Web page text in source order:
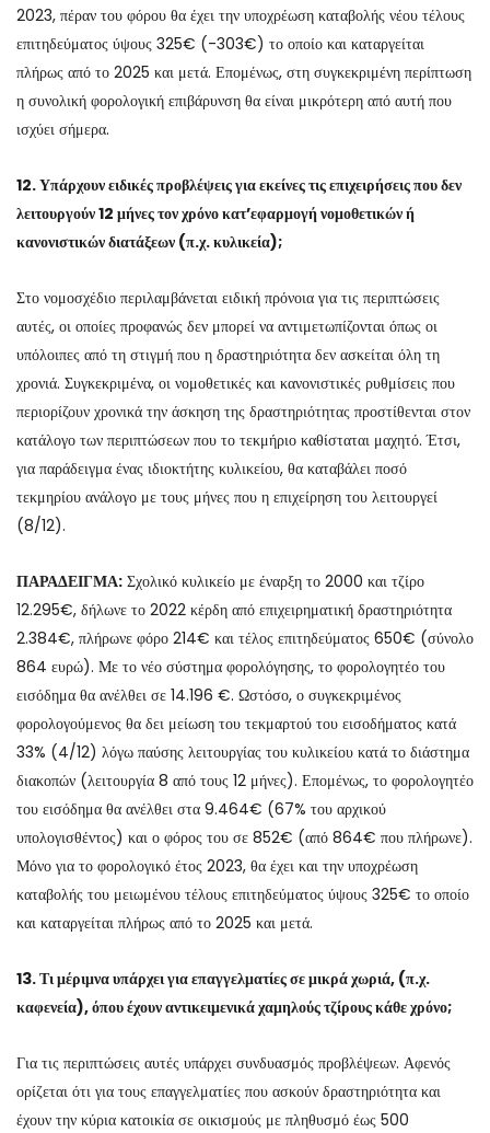
2023, πέραν του φόρου θα έχει την υποχρέωση καταβολής νέου τέλους
επιτηδεύματος ύψους 325€ (-303€) το οποίο και καταργείται
πλήρως από το 2025 και μετά. Επομένως, στη συγκεκριμένη περίπτωση
η συνολική φορολογική επιβάρυνση θα είναι μικρότερη από αυτή που
ισχύει σήμερα.
12. Υπάρχουν ειδικές προβλέψεις για εκείνες τις επιχειρήσεις που δεν
λειτουργούν 12 μήνες τον χρόνο κατ’εφαρμογή νομοθετικών ή
κανονιστικών διατάξεων (π.χ. κυλικεία);
Στο νομοσχέδιο περιλαμβάνεται ειδική πρόνοια για τις περιπτώσεις
αυτές, οι οποίες προφανώς δεν μπορεί να αντιμετωπίζονται όπως οι
υπόλοιπες από τη στιγμή που η δραστηριότητα δεν ασκείται όλη τη
χρονιά. Συγκεκριμένα, οι νομοθετικές και κανονιστικές ρυθμίσεις που
περιορίζουν χρονικά την άσκηση της δραστηριότητας προστίθενται στον
κατάλογο των περιπτώσεων που το τεκμήριο καθίσταται μαχητό. Έτσι,
για παράδειγμα ένας ιδιοκτήτης κυλικείου, θα καταβάλει ποσό
τεκμηρίου ανάλογο με τους μήνες που η επιχείρηση του λειτουργεί
(8/12).
ΠΑΡΑΔΕΙΓΜΑ: Σχολικό κυλικείο με έναρξη το 2000 και τζίρο
12.295€, δήλωνε το 2022 κέρδη από επιχειρηματική δραστηριότητα
2.384€, πλήρωνε φόρο 214€ και τέλος επιτηδεύματος 650€ (σύνολο
864 ευρώ). Με το νέο σύστημα φορολόγησης, το φορολογητέο του
εισόδημα θα ανέλθει σε 14.196 €. Ωστόσο, ο συγκεκριμένος
φορολογούμενος θα δει μείωση του τεκμαρτού του εισοδήματος κατά
33% (4/12) λόγω παύσης λειτουργίας του κυλικείου κατά το διάστημα
διακοπών (λειτουργία 8 από τους 12 μήνες). Επομένως, το φορολογητέο
του εισόδημα θα ανέλθει στα 9.464€ (67% του αρχικού
υπολογισθέντος) και ο φόρος του σε 852€ (από 864€ που πλήρωνε).
Μόνο για το φορολογικό έτος 2023, θα έχει και την υποχρέωση
καταβολής του μειωμένου τέλους επιτηδεύματος ύψους 325€ το οποίο
και καταργείται πλήρως από το 2025 και μετά.
13. Τι μέριμνα υπάρχει για επαγγελματίες σε μικρά χωριά, (π.χ.
καφενεία), όπου έχουν αντικειμενικά χαμηλούς τζίρους κάθε χρόνο;
Για τις περιπτώσεις αυτές υπάρχει συνδυασμός προβλέψεων. Αφενός
ορίζεται ότι για τους επαγγελματίες που ασκούν δραστηριότητα και
έχουν την κύρια κατοικία σε οικισμούς με πληθυσμό έως 500